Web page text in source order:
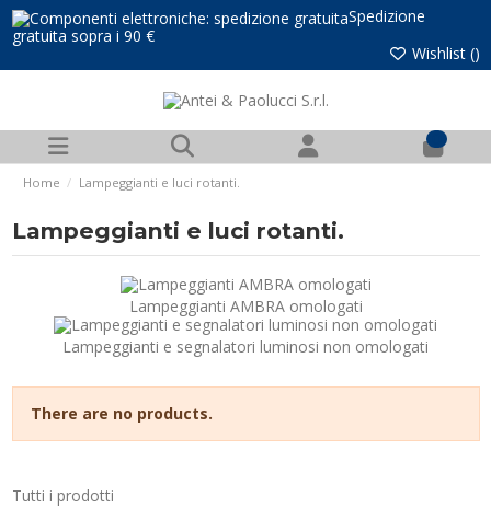
Spedizione
gratuita sopra i 90 €
Wishlist ()
Home Lampeggianti e luci rotanti.
Lampeggianti e luci rotanti.
Lampeggianti AMBRA omologati
Lampeggianti e segnalatori luminosi non omologati
There are no products.
Tutti i prodotti